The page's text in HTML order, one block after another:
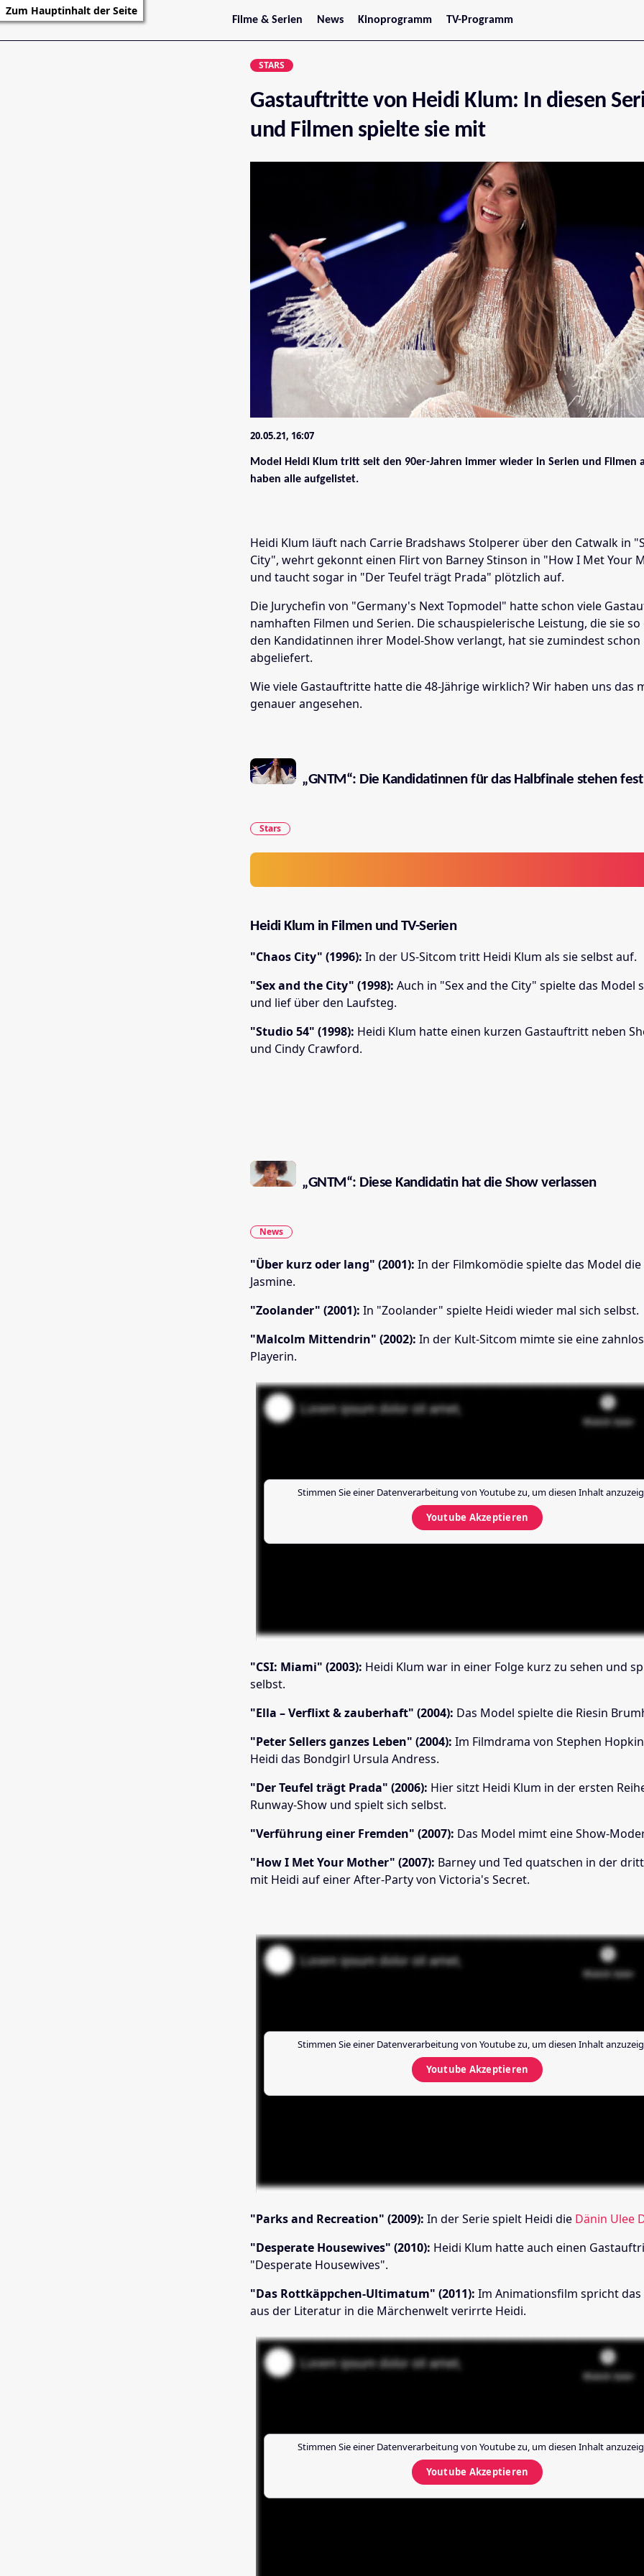
Zum Hauptinhalt der Seite
Filme & Serien
Trailer
Filmarchiv
News
Stars
Kinoprogramm
Jetzt im Kino
Oberösterreich
Steiermark
Burgenland
Kärnten
Tirol
TV-Programm
STARS
Gastauftritte von Heidi Klum: In diesen
und Filmen spielte sie mit
20.05.21, 16:07
Model Heidi Klum tritt seit den 90er-Jahren immer wieder in Serien und Filmen
haben alle aufgelistet.
Heidi Klum läuft nach Carrie Bradshaws Stolperer über den Catwalk in
City", wehrt gekonnt einen Flirt von Barney Stinson in "How I Met Your
und taucht sogar in "Der Teufel trägt Prada" plötzlich auf.
Die Jurychefin von "Germany's Next Topmodel" hatte schon viele
namhaften Filmen und Serien. Die schauspielerische Leistung, die sie
den Kandidatinnen ihrer Model-Show verlangt, hat sie zumindest schon
abgeliefert.
Wie viele Gastauftritte hatte die 48-Jährige wirklich? Wir haben uns das
genauer angesehen.
„GNTM“: Die Kandidatinnen für das Halbfinale stehen fest
Stars
Heidi Klum in Filmen und TV-Serien
"Chaos City" (1996): In der US-Sitcom tritt Heidi Klum als sie selbst auf.
"Sex and the City" (1998): Auch in "Sex and the City" spielte das Model
und lief über den Laufsteg.
"Studio 54" (1998): Heidi Klum hatte einen kurzen Gastauftritt neben
und Cindy Crawford.
„GNTM“: Diese Kandidatin hat die Show verlassen
News
"Über kurz oder lang" (2001): In der Filmkomödie spielte das Model die
Jasmine.
"Zoolander" (2001): In "Zoolander" spielte Heidi wieder mal sich selbst.
"Malcolm Mittendrin" (2002): In der Kult-Sitcom mimte sie eine
Playerin.
Stimmen Sie einer Datenverarbeitung von Youtubezu, um diesen Inhalt
Youtube Akzeptieren
"CSI: Miami" (2003): Heidi Klum war in einer Folge kurz zu sehen und
selbst.
"Ella – Verflixt & zauberhaft" (2004): Das Model spielte die Riesin
"Peter Sellers ganzes Leben" (2004): Im Filmdrama von Stephen
Heidi das Bondgirl Ursula Andress.
"Der Teufel trägt Prada" (2006): Hier sitzt Heidi Klum in der ersten
Runway-Show und spielt sich selbst.
"Verführung einer Fremden" (2007): Das Model mimt eine Show-
"How I Met Your Mother" (2007): Barney und Ted quatschen in der
mit Heidi auf einer After-Party von Victoria's Secret.
Stimmen Sie einer Datenverarbeitung von Youtubezu, um diesen Inhalt
Youtube Akzeptieren
"Parks and Recreation" (2009): In der Serie spielt Heidi die Dänin Ulee
"Desperate Housewives" (2010): Heidi Klum hatte auch einen
"Desperate Housewives".
"Das Rottkäppchen-Ultimatum" (2011): Im Animationsfilm spricht
aus der Literatur in die Märchenwelt verirrte Heidi.
Stimmen Sie einer Datenverarbeitung von Youtubezu, um diesen Inhalt
Youtube Akzeptieren